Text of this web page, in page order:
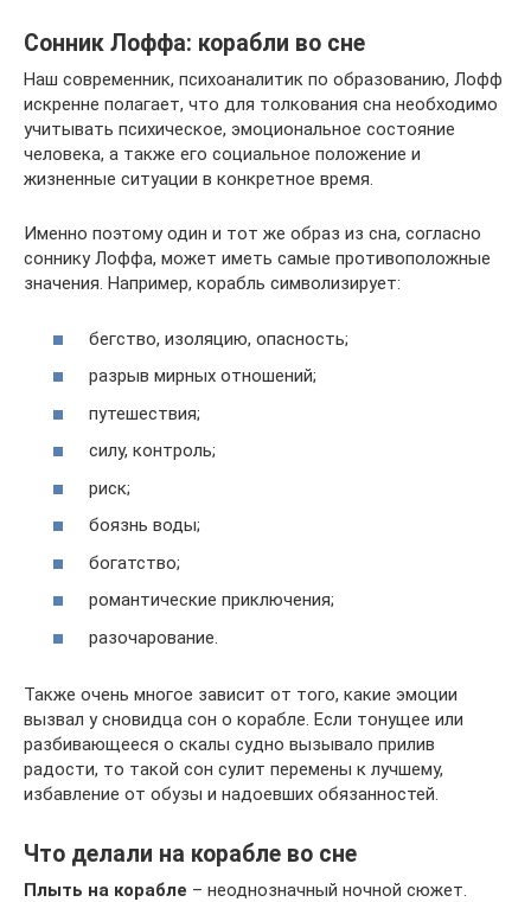
Сонник Лоффа: корабли во сне
Наш современник, психоаналитик по образованию, Лофф
искренне полагает, что для толкования сна необходимо
учитывать психическое, эмоциональное состояние
человека, а также его социальное положение и
жизненные ситуации в конкретное время.
Именно поэтому один и тот же образ из сна, согласно
соннику Лоффа, может иметь самые противоположные
значения. Например, корабль символизирует:
бегство, изоляцию, опасность;
разрыв мирных отношений;
путешествия;
силу, контроль;
риск;
боязнь воды;
богатство;
романтические приключения;
разочарование.
Также очень многое зависит от того, какие эмоции
вызвал у сновидца сон о корабле. Если тонущее или
разбивающееся о скалы судно вызывало прилив
радости, то такой сон сулит перемены к лучшему,
избавление от обузы и надоевших обязанностей.
Что делали на корабле во сне
Плыть на корабле – неоднозначный ночной сюжет.